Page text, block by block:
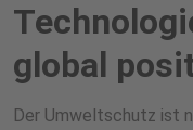
global
Der Umweltschutz ist